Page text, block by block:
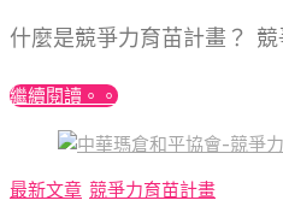
什麼是競爭力育苗計畫？
繼續閱讀。。
最新文章 競爭力育苗計畫